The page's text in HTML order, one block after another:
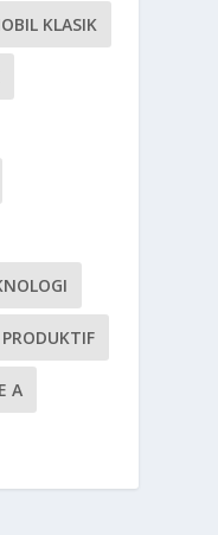
KLASIK
PRODUKTIF
A